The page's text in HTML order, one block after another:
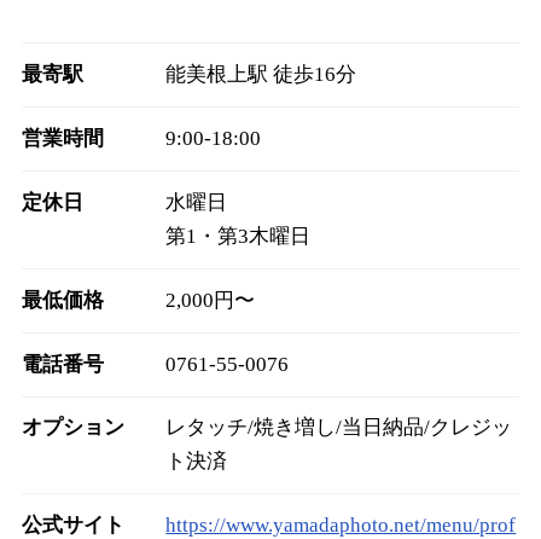
最寄駅 能美根上駅 徒歩16分
営業時間 9:00‐18:00
定休日
水曜日
第1・第3木曜日
最低価格 2,000円〜
電話番号 0761-55-0076
オプション
レタッチ/焼き増し/当日納品/クレジッ
ト決済
公式サイト
https://www.yamadaphoto.net/menu/prof